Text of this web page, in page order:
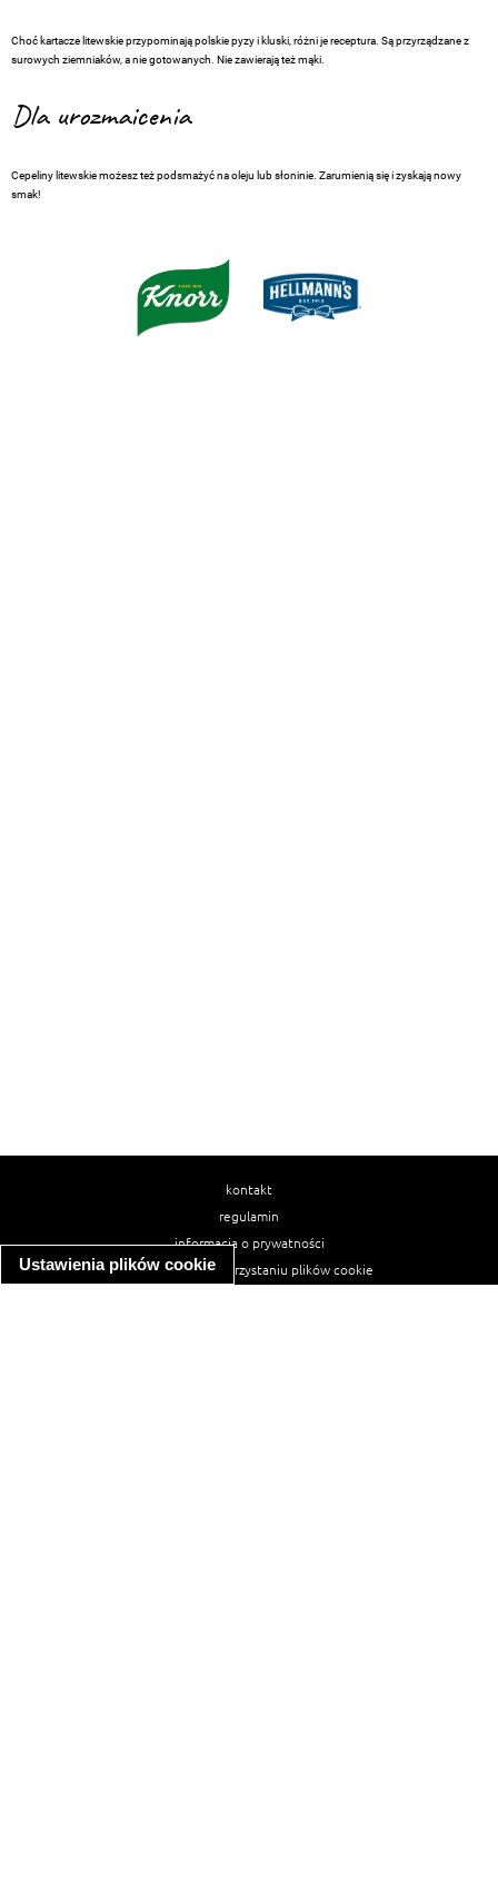
Ustawienia plików cookie
Choć kartacze litewskie przypominają polskie pyzy i kluski, różni je receptura. Są przyrządzane z
surowych ziemniaków, a nie gotowanych. Nie zawierają też mąki.
Dla urozmaicenia
Cepeliny litewskie możesz też podsmażyć na oleju lub słoninie. Zarumienią się i zyskają nowy
smak!
kontakt
regulamin
informacja o prywatności
informacja o wykorzystaniu plików cookie